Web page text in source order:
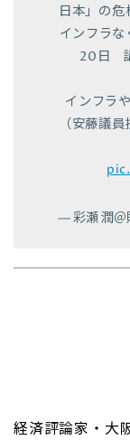
日本」の危
インフラ
20日
インフラ
（安藤議
— 彩瀬 潤
経済評論家・大